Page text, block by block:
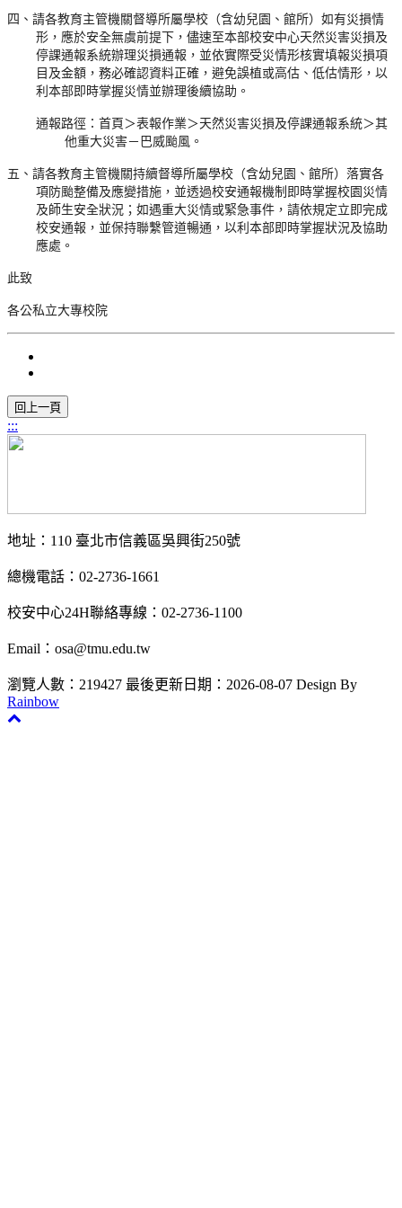
四、請各教育主管機關督導所屬學校（含幼兒園、館所）如有災損情
形，應於安全無虞前提下，儘速至本部校安中心天然災害災損及
停課通報系統辦理災損通報，並依實際受災情形核實填報災損項
目及金額，務必確認資料正確，避免誤植或高估、低估情形，以
利本部即時掌握災情並辦理後續協助。
通報路徑：首頁＞表報作業＞天然災害災損及停課通報系統＞其
他重大災害－巴威颱風。
五、請各教育主管機關持續督導所屬學校（含幼兒園、館所）落實各
項防颱整備及應變措施，並透過校安通報機制即時掌握校園災情
及師生安全狀況；如遇重大災情或緊急事件，請依規定立即完成
校安通報，並保持聯繫管道暢通，以利本部即時掌握狀況及協助
應處。
此致
各公私立大專校院
:::
地址：110 臺北市信義區吳興街250號
總機電話：02-2736-1661
校安中心24H聯絡專線：02-2736-1100
Email：osa@tmu.edu.tw
瀏覽人數：219427 最後更新日期：2026-08-07 Design By
Rainbow